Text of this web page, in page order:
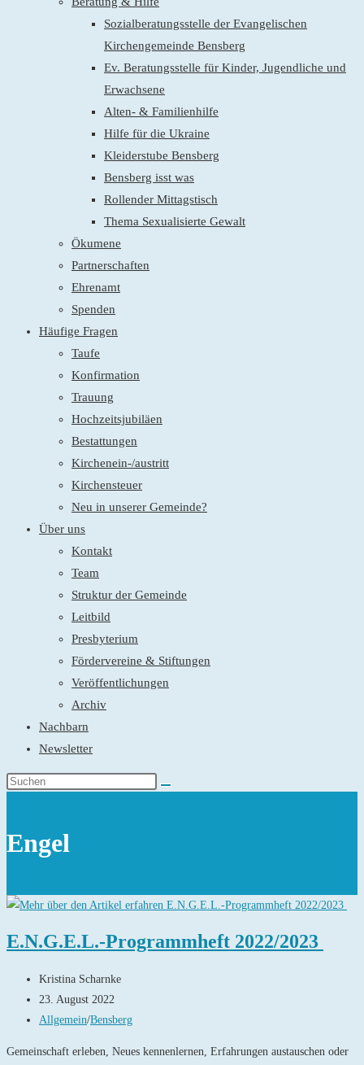
Sozialberatungsstelle der Evangelischen
Kirchengemeinde Bensberg
Ev. Beratungsstelle für Kinder, Jugendliche und
Erwachsene
Alten- & Familienhilfe
Hilfe für die Ukraine
Kleiderstube Bensberg
Bensberg isst was
Rollender Mittagstisch
Thema Sexualisierte Gewalt
Ökumene
Partnerschaften
Ehrenamt
Spenden
Häufige Fragen
Taufe
Konfirmation
Trauung
Hochzeitsjubiläen
Bestattungen
Kirchenein-/austritt
Kirchensteuer
Neu in unserer Gemeinde?
Über uns
Kontakt
Team
Struktur der Gemeinde
Leitbild
Presbyterium
Fördervereine & Stiftungen
Veröffentlichungen
Archiv
Nachbarn
Newsletter
Engel
E.N.G.E.L.-Programmheft 2022/2023
Beitrags-
Autor:
Kristina Scharnke
Beitrag
veröffentlicht:
23. August 2022
Beitrags-
Allgemein/Bensberg
Gemeinschaft erleben, Neues kennenlernen, Erfahrungen austauschen oder